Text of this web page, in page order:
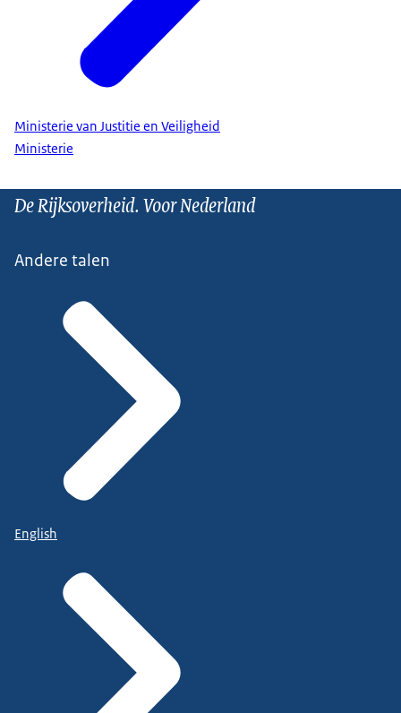
Ministerie van Justitie en Veiligheid
Ministerie
De Rijksoverheid. Voor Nederland
Andere talen
English